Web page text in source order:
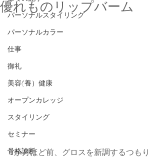
パーソナルスタイリング
パーソナルカラー
仕事
御礼
美容(養）健康
オープンカレッジ
スタイリング
セミナー
骨格診断
優れものリップバーム
1か月ほど前、グロスを新調するつもり